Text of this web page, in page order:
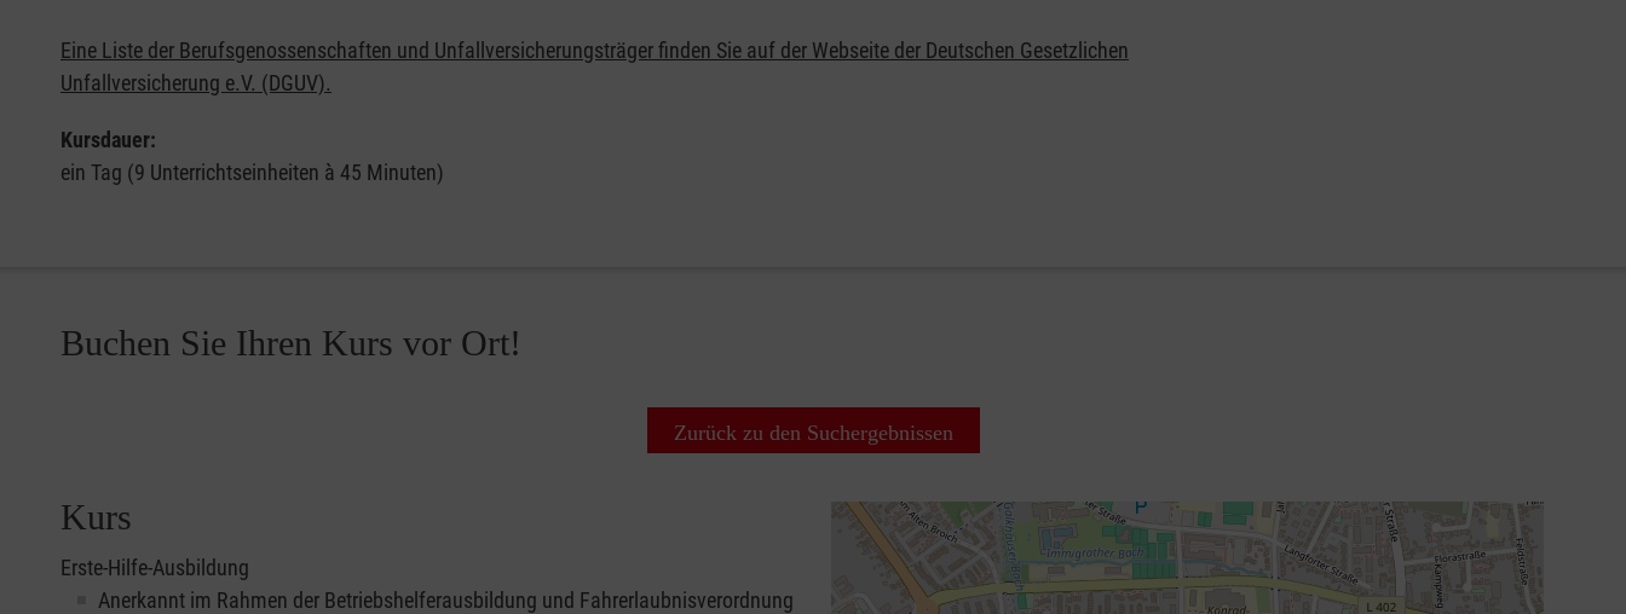
Eine Liste der Berufsgenossenschaften und Unfallversicherungsträger finden Sie auf der Webseite der Deutschen Gesetzlichen
Unfallversicherung e.V. (DGUV).
Kursdauer:
ein Tag (9 Unterrichtseinheiten à 45 Minuten)
Buchen Sie Ihren Kurs vor Ort!
Zurück zu den Suchergebnissen
Kurs
Erste-Hilfe-Ausbildung
Anerkannt im Rahmen der Betriebshelferausbildung und Fahrerlaubnisverordnung